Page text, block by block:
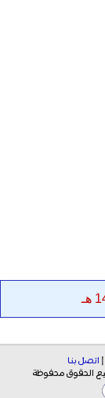
| اتصل بنا